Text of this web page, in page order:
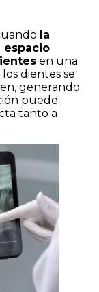
la
espacio
en una
dientes se
generando
puede
tanto a